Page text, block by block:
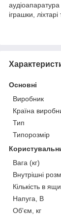
іграшки,
Основні
Виробник
Країна
Тип
Типорозмір
Вага (кг)
Внутрішні
Кількість в
Напуга, В
Об'єм, кг